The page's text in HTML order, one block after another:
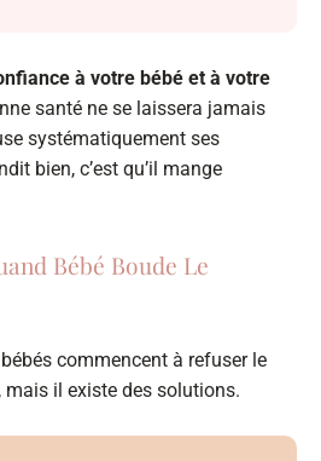
à votre bébé et à votre
santé ne se laissera jamais
systématiquement ses
bien, c’est qu’il mange
Bébé Boude Le
commencent à refuser le
mais il existe des solutions.